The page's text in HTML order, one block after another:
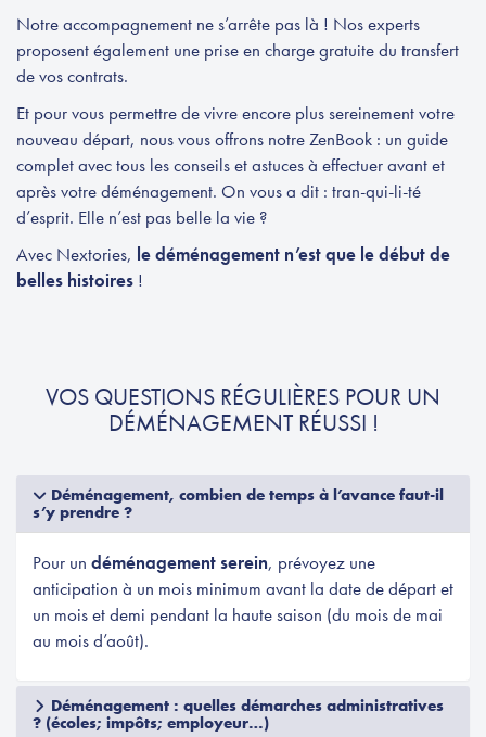
Notre accompagnement ne s’arrête pas là ! Nos experts
proposent également une prise en charge gratuite du transfert
de vos contrats.
Et pour vous permettre de vivre encore plus sereinement votre
nouveau départ, nous vous offrons notre ZenBook : un guide
complet avec tous les conseils et astuces à effectuer avant et
après votre déménagement. On vous a dit : tran-qui-li-té
d’esprit. Elle n’est pas belle la vie ?
Avec Nextories, le déménagement n’est que le début de
belles histoires !
VOS QUESTIONS RÉGULIÈRES POUR UN
DÉMÉNAGEMENT RÉUSSI !
Déménagement, combien de temps à l’avance faut-il
s’y prendre ?
Pour un déménagement serein, prévoyez une
anticipation à un mois minimum avant la date de départ et
un mois et demi pendant la haute saison (du mois de mai
au mois d’août).
Déménagement : quelles démarches administratives
? (écoles; impôts; employeur…)